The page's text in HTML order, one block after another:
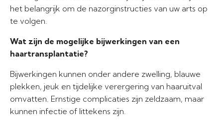
het belangrijk om de nazorginstructies van uw arts op
te volgen.
Wat zijn de mogelijke bijwerkingen van een
haartransplantatie?
Bijwerkingen kunnen onder andere zwelling, blauwe
plekken, jeuk en tijdelijke verergering van haaruitval
omvatten. Ernstige complicaties zijn zeldzaam, maar
kunnen infectie of littekens zijn.